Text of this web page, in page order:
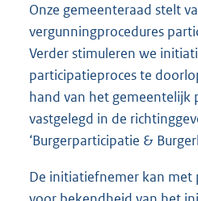
Onze gemeenteraad stelt
vergunningprocedures
Verder stimuleren we
participatieproces te
hand van het gemeentelijk
vastgelegd in de
‘Burgerparticipatie &
De initiatiefnemer kan met